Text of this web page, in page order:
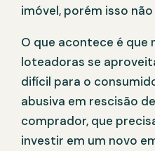
imóvel, porém isso
O que acontece é
loteadoras se
difícil para o
abusiva em rescisão
comprador, que
investir em um novo